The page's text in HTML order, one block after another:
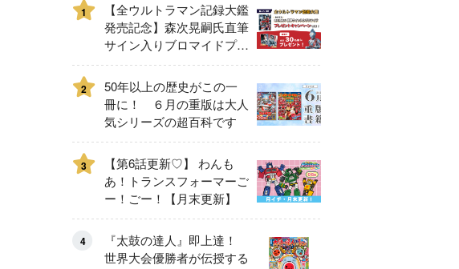
1
【全ウルトラマン記録大鑑
発売記念】森次晃嗣氏直筆
サイン入りブロマイドプレ
ゼントキャンペーン開催！
2
50年以上の歴史がこの一
冊に！ ６月の重版は大人
気シリーズの超百科です
3
【第6話更新♡】 わんも
あ！トランスフォーマーご
ー！ごー！【月末更新】
4
『太鼓の達人』即上達！
世界大会優勝者が伝授する